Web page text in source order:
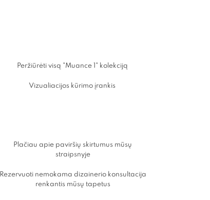
Peržiūrėti visą "Muance 1" kolekciją
Vizualiacijos kūrimo įrankis
Plačiau apie paviršių skirtumus mūsų
straipsnyje
Rezervuoti nemokama dizainerio konsultacija
renkantis mūsų tapetus